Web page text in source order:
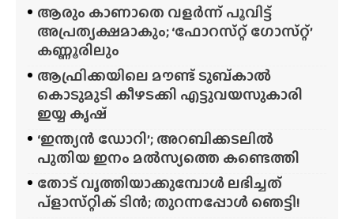
ആരും കാണാതെ വളർന്ന് പൂവിട്ട്
അപ്രത്യക്ഷമാകും; ‘ഫോറസ്‌റ്റ്‌ ഗോസ്‌റ്റ്’
കണ്ണൂരിലും
ആഫ്രിക്കയിലെ മൗണ്ട് ടുബ്‌കാൽ
കൊടുമുടി കീഴടക്കി എട്ടുവയസുകാരി
ഇയ്യ കൃഷ്
‘ഇന്ത്യൻ ഡോറി’; അറബിക്കടലിൽ
പുതിയ ഇനം മൽസ്യത്തെ കണ്ടെത്തി
തോട് വൃത്തിയാക്കുമ്പോൾ ലഭിച്ചത്
പ്‌ളാസ്‌റ്റിക് ടിൻ; തുറന്നപ്പോൾ ഞെട്ടി!